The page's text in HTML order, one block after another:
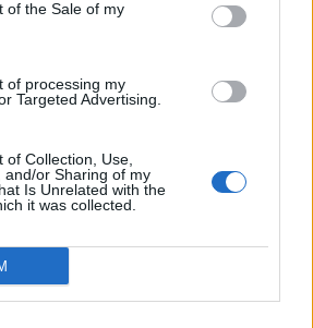
of the Sale of my
of processing my
Targeted Advertising.
of Collection, Use,
and/or Sharing of my
Is Unrelated with the
it was collected.
vasárnap
is lepipálja a nagy
épült Strategica